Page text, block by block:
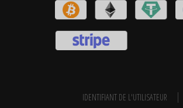
IDENTIFIANT DE L'UTILISATEUR